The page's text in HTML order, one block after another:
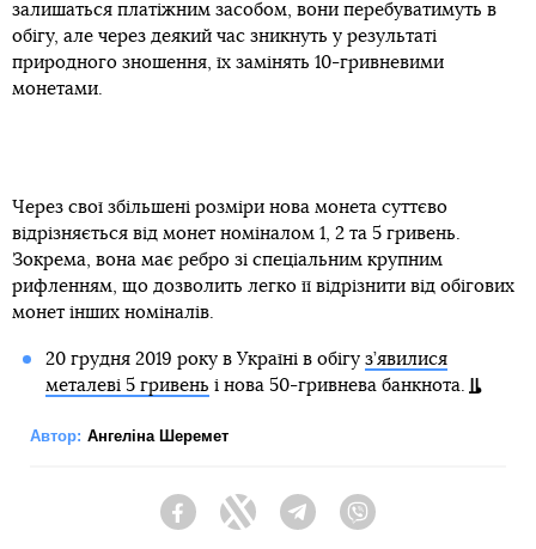
залишаться платіжним засобом, вони перебуватимуть в
обігу, але через деякий час зникнуть у результаті
природного зношення, їх замінять 10-гривневими
монетами.
Через свої збільшені розміри нова монета суттєво
відрізняється від монет номіналом 1, 2 та 5 гривень.
Зокрема, вона має ребро зі спеціальним крупним
рифленням, що дозволить легко її відрізнити від обігових
монет інших номіналів.
20 грудня 2019 року в Україні в обігу з’явилися
металеві 5 гривень і нова 50-гривнева банкнота.
Автор: Ангеліна Шеремет
FacebookTwitter Telegram